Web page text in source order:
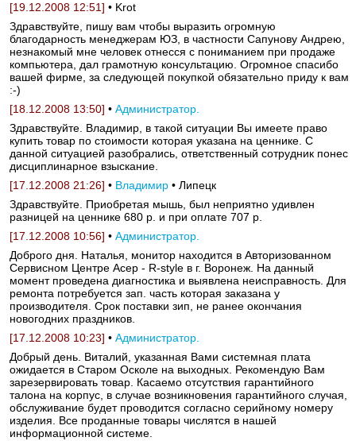
[19.12.2008 12:51] • Krot
Здравствуйте, пишу вам чтобы выразить огромную
благодарность менеджерам ЮЗ, в частности Сапунову Андрею,
незнакомый мне человек отнесся с пониманием при продаже
компьютера, дал грамотную консультацию. Огромное спасибо
вашей фирме, за следующей покупкой обязательно приду к вам
:-)
[18.12.2008 13:50] • Администратор.
Здравствуйте. Владимир, в такой ситуации Вы имеете право
купить товар по стоимости которая указана на ценнике. С
данной ситуацией разобрались, ответственный сотрудник понес
дисциплинарное взыскание.
[17.12.2008 21:26] • Владимир • Липецк
Здравствуйте. Приобретая мышь, был неприятно удивлен
разницей на ценнике 680 р. и при оплате 707 р.
[17.12.2008 10:56] • Администратор.
Доброго дня. Наталья, монитор находится в Авторизованном
Сервисном Центре Асер - R-style в г. Воронеж. На данный
момент проведена диагностика и выявлена неисправность. Для
ремонта потребуется зап. часть которая заказана у
производителя. Срок поставки зип, не ранее окончания
новогодних праздников.
[17.12.2008 10:23] • Администратор.
Добрый день. Виталий, указанная Вами системная плата
ожидается в Старом Осколе на выходных. Рекомендую Вам
зарезервировать товар. Касаемо отсутствия гарантийного
талона на корпус, в случае возникновения гарантийного случая,
обслуживание будет проводится согласно серийному номеру
изделия. Все проданные товары числятся в нашей
информационной системе.